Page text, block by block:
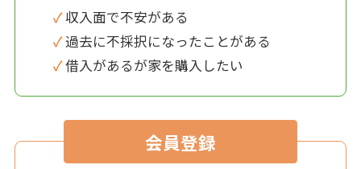
✓ 収入面で不安がある
✓ 過去に不採択になったことがある
✓ 借入があるが家を購入したい
会員登録